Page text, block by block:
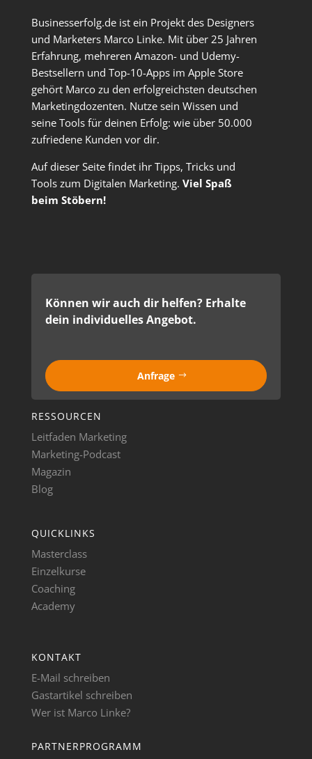
Businesserfolg.de ist ein Projekt des Designers
und Marketers Marco Linke. Mit über 25 Jahren
Erfahrung, mehreren Amazon- und Udemy-
Bestsellern und Top-10-Apps im Apple Store
gehört Marco zu den erfolgreichsten deutschen
Marketingdozenten. Nutze sein Wissen und
seine Tools für deinen Erfolg: wie über 50.000
zufriedene Kunden vor dir.
Auf dieser Seite findet ihr Tipps, Tricks und
Tools zum Digitalen Marketing. Viel Spaß
beim Stöbern!
Können wir auch dir helfen? Erhalte
dein individuelles Angebot.
Anfrage
RESSOURCEN
Leitfaden Marketing
Marketing-Podcast
Magazin
Blog
QUICKLINKS
Masterclass
Einzelkurse
Coaching
Academy
KONTAKT
E-Mail schreiben
Gastartikel schreiben
Wer ist Marco Linke?
PARTNERPROGRAMM